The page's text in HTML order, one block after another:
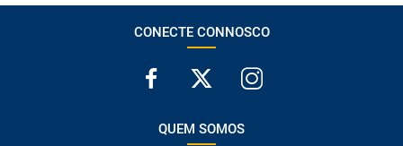
CONECTE CONNOSCO
QUEM SOMOS